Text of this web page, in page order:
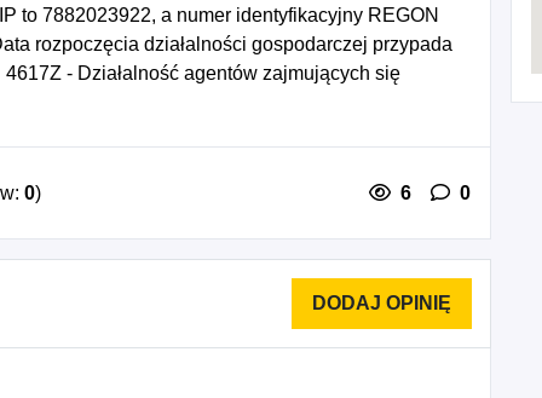
to 7882023922, a numer identyfikacyjny REGON
rozpoczęcia działalności gospodarczej przypada
- Działalność agentów zajmujących się
4722Z - Sprzedaż detaliczna mięsa i
i cukierniczych prowadzona w
detaliczna napojów alkoholowych i
sklepach, 4726Z - Sprzedaż detaliczna
0) 6 0